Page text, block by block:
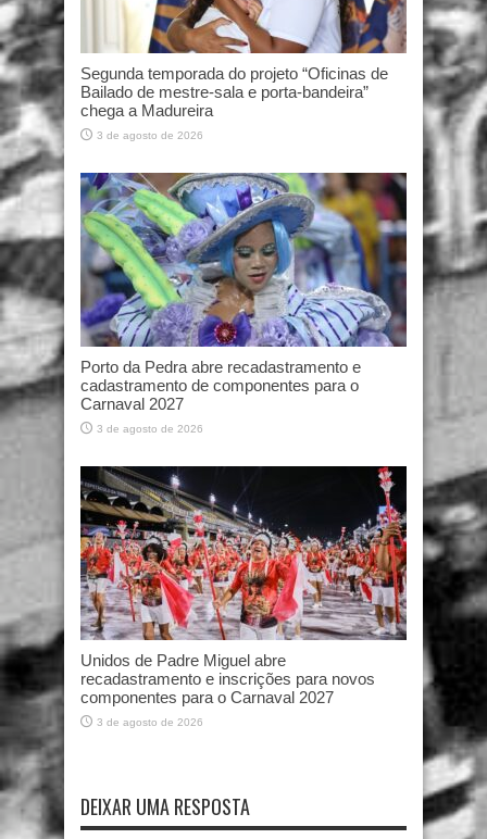
Segunda temporada do projeto “Oficinas de
Bailado de mestre-sala e porta-bandeira”
chega a Madureira
3 de agosto de 2026
Porto da Pedra abre recadastramento e
cadastramento de componentes para o
Carnaval 2027
3 de agosto de 2026
Unidos de Padre Miguel abre
recadastramento e inscrições para novos
componentes para o Carnaval 2027
3 de agosto de 2026
DEIXAR UMA RESPOSTA